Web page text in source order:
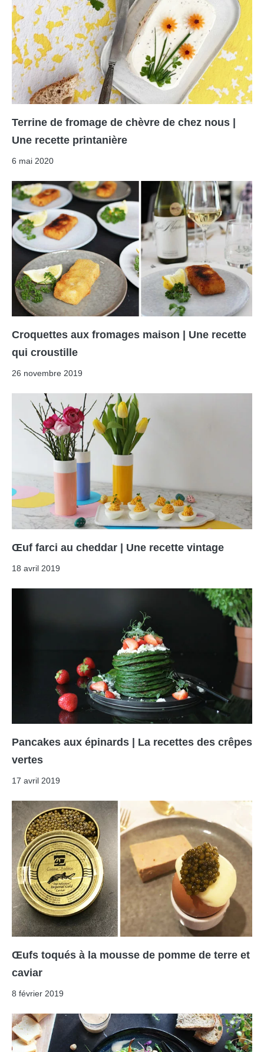
Terrine de fromage de chèvre de chez nous |
Une recette printanière
6 mai 2020
Croquettes aux fromages maison | Une recette
qui croustille
26 novembre 2019
Œuf farci au cheddar | Une recette vintage
18 avril 2019
Pancakes aux épinards | La recettes des crêpes
vertes
17 avril 2019
Œufs toqués à la mousse de pomme de terre et
caviar
8 février 2019